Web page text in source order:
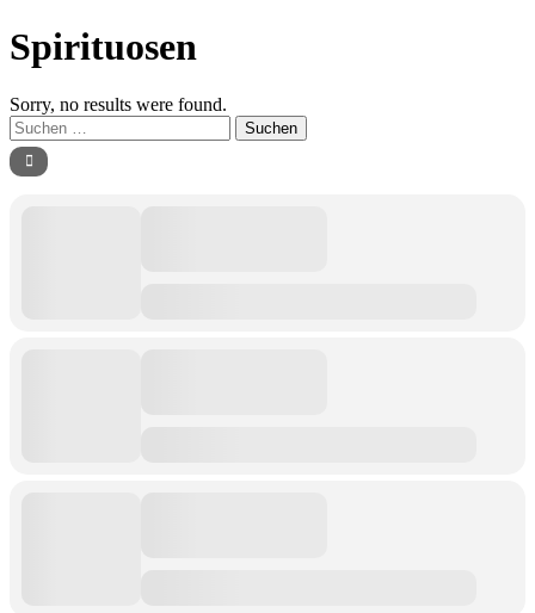
Spirituosen
Sorry, no results were found.
Suchen
nach: